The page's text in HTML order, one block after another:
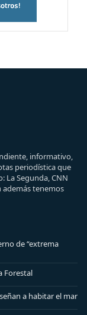
informativo,
periodística que
La Segunda, CNN
además tenemos
de “extrema
Forestal
a habitar el mar